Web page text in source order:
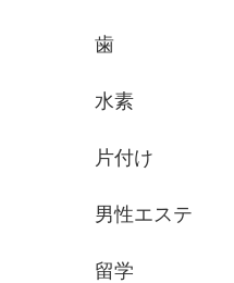
歯
水素
片付け
男性エステ
留学